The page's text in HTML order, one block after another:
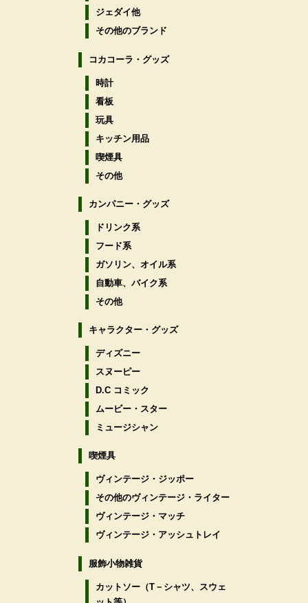
ジェダイ他
その他のブランド
コカコーラ・グッズ
時計
看板
玩具
キッチン用品
喫煙具
その他
カンパニー・グッズ
ドリンク系
フード系
ガソリン、オイル系
自動車、バイク系
その他
キャラクター・グッズ
ディズニー
スヌーピー
D.C コミック
ムービー・スター
ミュージシャン
喫煙具
ヴィンテージ・ジッポー
その他のヴィンテージ・ライター
ヴィンテージ・マッチ
ヴィンテージ・アッシュトレイ
服飾小物雑貨
カットソー（T－シャツ、スウェ